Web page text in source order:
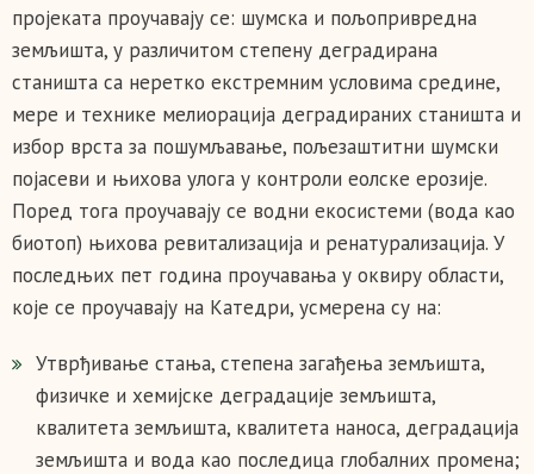
пројеката проучавају се: шумска и пољопривредна
земљишта, у различитом степену деградирана
станишта са неретко екстремним условима средине,
мере и технике мелиорација деградираних станишта и
избор врста за пошумљавање, пољезаштитни шумски
појасеви и њихова улога у контроли еолске ерозије.
Поред тога проучавају се водни екосистеми (вода као
биотоп) њихова ревитализација и ренатурализација. У
последњих пет година проучавања у оквиру области,
које се проучавају на Катедри, усмерена су на:
Утврђивање стања, степена загађења земљишта,
физичке и хемијске деградације земљишта,
квалитета земљишта, квалитета наноса, деградација
земљишта и вода као последица глобалних промена;